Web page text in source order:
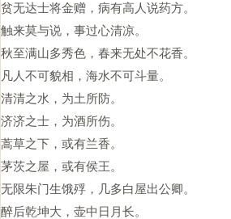
贫无达士将金赠，病有高人说药方。
触来莫与说，事过心清凉。
秋至满山多秀色，春来无处不花香。
凡人不可貌相，海水不可斗量。
清清之水，为土所防。
济济之士，为酒所伤。
蒿草之下，或有兰香。
茅茨之屋，或有侯王。
无限朱门生饿殍，几多白屋出公卿。
醉后乾坤大，壶中日月长。